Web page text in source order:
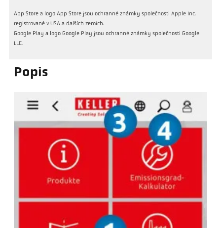
App Store a logo App Store jsou ochranné známky společnosti Apple Inc.
registrované v USA a dalších zemích.
Google Play a logo Google Play jsou ochranné známky společnosti Google
LLC.
Popis